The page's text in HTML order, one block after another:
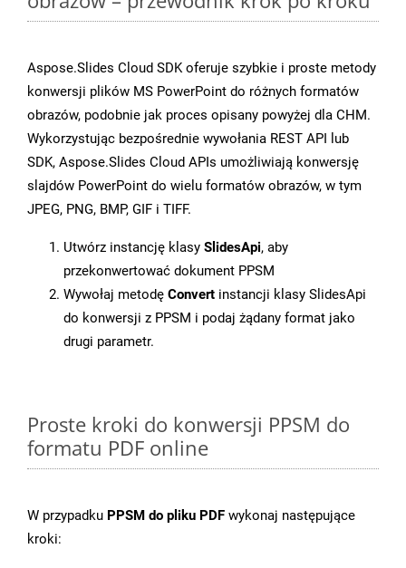
Aspose.Slides Cloud SDK oferuje szybkie i proste metody
konwersji plików MS PowerPoint do różnych formatów
obrazów, podobnie jak proces opisany powyżej dla CHM.
Wykorzystując bezpośrednie wywołania REST API lub
SDK, Aspose.Slides Cloud APIs umożliwiają konwersję
slajdów PowerPoint do wielu formatów obrazów, w tym
JPEG, PNG, BMP, GIF i TIFF.
Utwórz instancję klasy SlidesApi, aby
przekonwertować dokument PPSM
Wywołaj metodę Convert instancji klasy SlidesApi
do konwersji z PPSM i podaj żądany format jako
drugi parametr.
Proste kroki do konwersji PPSM do
formatu PDF online
W przypadku PPSM do pliku PDF wykonaj następujące
kroki: